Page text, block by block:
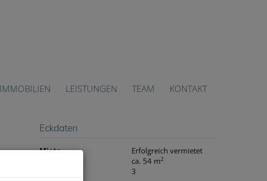
IMMOBILIEN LEISTUNGEN TEAM KONTAKT
Eckdaten
Miete
Erfolgreich vermietet
ca. 54 m2
3